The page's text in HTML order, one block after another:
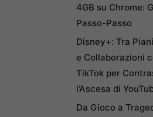
4GB su Chrome:
Passo-Passo
Disney+: Tra
e Collaborazioni
TikTok per
l’Ascesa di
Da Gioco a